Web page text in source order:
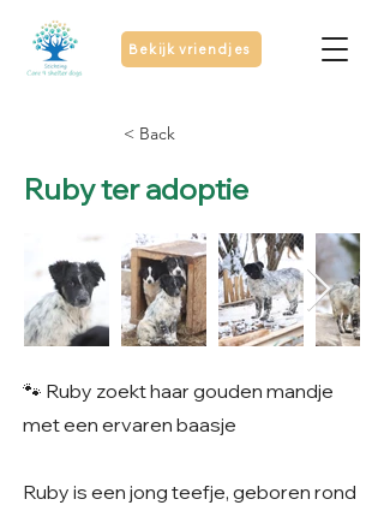
Bekijk vriendjes
< Back
Ruby ter adoptie
🐾 Ruby zoekt haar gouden mandje
met een ervaren baasje
Ruby is een jong teefje, geboren rond